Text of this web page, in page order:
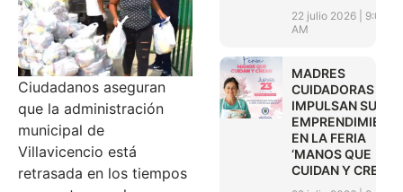
Ciudadanos aseguran
que la administración
municipal de
Villavicencio está
retrasada en los tiempos
22 julio 2026
9:01
AM
MADRES
CUIDADORAS
IMPULSAN SUS
EN LA FERIA
‘MANOS QUE
CUIDAN Y CREAN’